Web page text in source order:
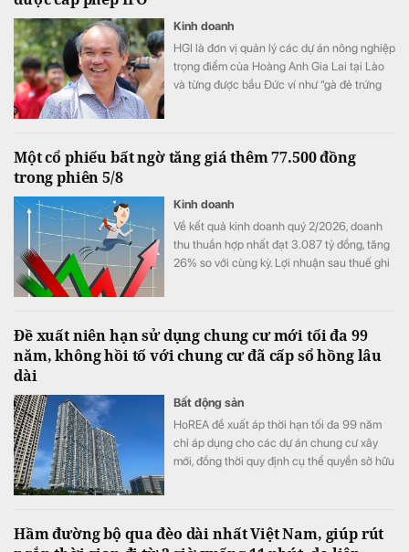
Kinh doanh
HGI là đơn vị quản lý các dự án nông nghiệp
trọng điểm của Hoàng Anh Gia Lai tại Lào
và từng được bầu Đức ví như “gà đẻ trứng
Một cổ phiếu bất ngờ tăng giá thêm 77.500 đồng
trong phiên 5/8
Kinh doanh
Về kết quả kinh doanh quý 2/2026, doanh
thu thuần hợp nhất đạt 3.087 tỷ đồng, tăng
26% so với cùng kỳ. Lợi nhuận sau thuế ghi
Đề xuất niên hạn sử dụng chung cư mới tối đa 99
năm, không hồi tố với chung cư đã cấp sổ hồng lâu
dài
Bất động sản
HoREA đề xuất áp thời hạn tối đa 99 năm
chỉ áp dụng cho các dự án chung cư xây
mới, đồng thời quy định cụ thể quyền sở hữu
Hầm đường bộ qua đèo dài nhất Việt Nam, giúp rút